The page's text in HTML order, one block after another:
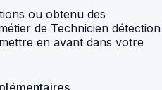
ou obtenu des
de Technicien détection
en avant dans votre